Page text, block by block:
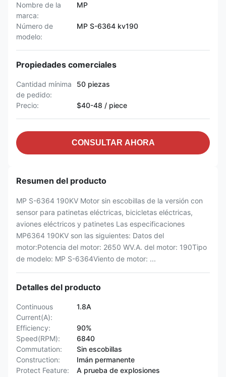
Nombre de la
marca:
MP
Número de
modelo:
MP S-6364 kv190
Propiedades comerciales
Cantidad mínima
de pedido:
50 piezas
Precio: $40-48 / piece
CONSULTAR AHORA
Resumen del producto
MP S-6364 190KV Motor sin escobillas de la versión con
sensor para patinetas eléctricas, bicicletas eléctricas,
aviones eléctricos y patinetes Las especificaciones
MP6364 190KV son las siguientes: Datos del
motor:Potencia del motor: 2650 WV.A. del motor: 190Tipo
de modelo: MP S-6364Viento de motor: ...
Detalles del producto
Continuous
Current(A):
1.8A
Efficiency:
90%
Speed(RPM):
6840
Commutation:
Sin escobillas
Construction:
Imán permanente
Protect Feature:
A prueba de explosiones